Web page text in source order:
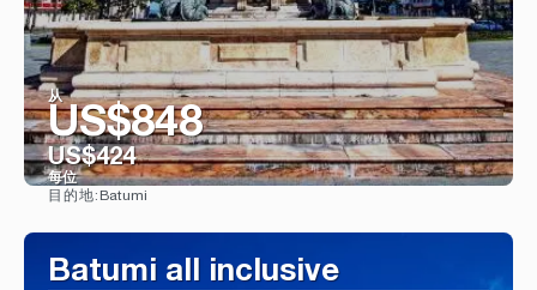
从
US$848
US$424
每位
目的地: Batumi
Batumi all inclusive